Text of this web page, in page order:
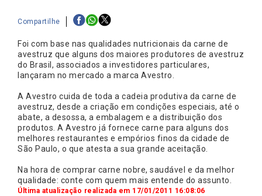
Compartilhe
Foi com base nas qualidades nutricionais da carne de
avestruz que alguns dos maiores produtores de avestruz
do Brasil, associados a investidores particulares,
lançaram no mercado a marca Avestro.
A Avestro cuida de toda a cadeia produtiva da carne de
avestruz, desde a criação em condições especiais, até o
abate, a desossa, a embalagem e a distribuição dos
produtos. A Avestro já fornece carne para alguns dos
melhores restaurantes e empórios finos da cidade de
São Paulo, o que atesta a sua grande aceitação.
Na hora de comprar carne nobre, saudável e da melhor
qualidade: conte com quem mais entende do assunto.
Última atualização realizada em 17/01/2011 16:08:06